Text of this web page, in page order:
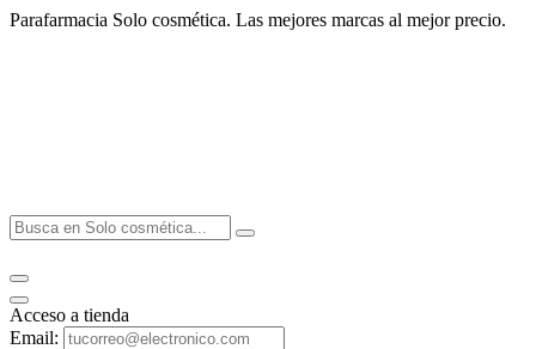
Parafarmacia Solo cosmética. Las mejores marcas al mejor precio.
Acceso a tienda
Email: